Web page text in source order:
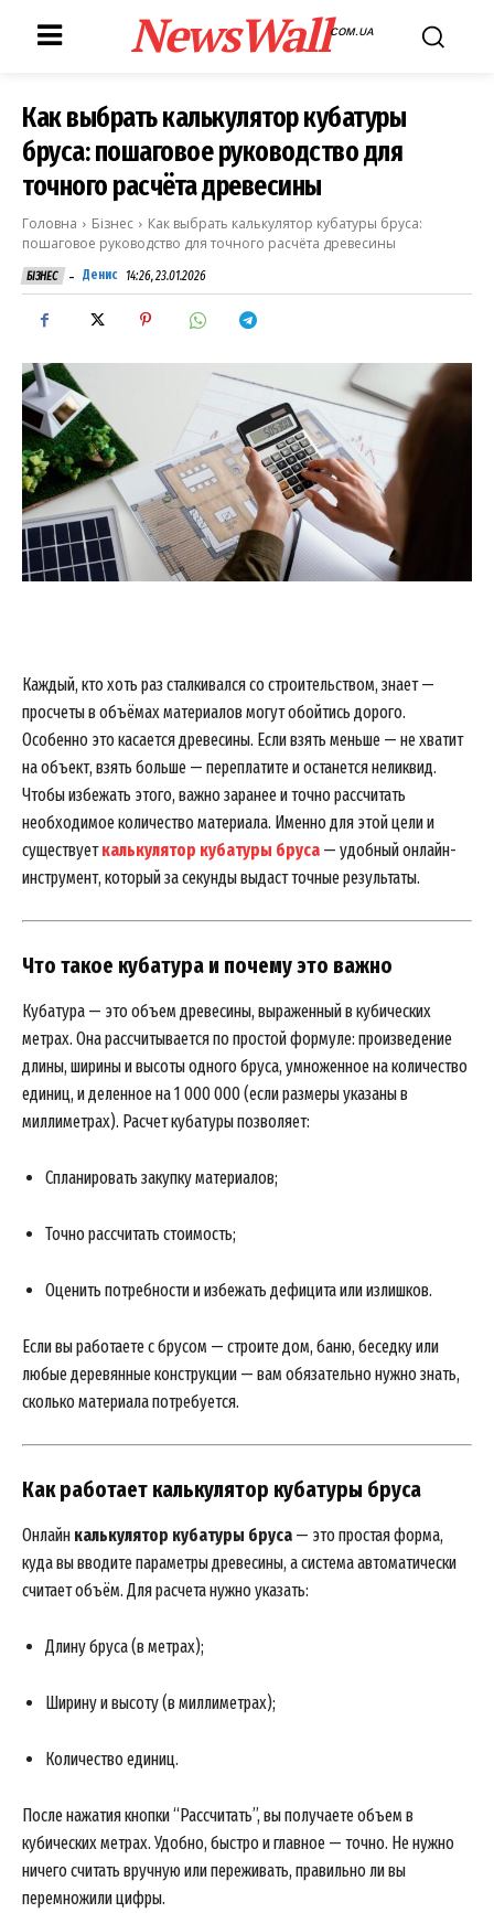
NewsWallCOM.UA
Как выбрать калькулятор кубатуры
бруса: пошаговое руководство для
точного расчёта древесины
Головна Бізнес
Как выбрать калькулятор кубатуры бруса:
пошаговое руководство для точного расчёта древесины
БІЗНЕС - Денис 14:26, 23.01.2026
Каждый, кто хоть раз сталкивался со строительством, знает —
просчеты в объёмах материалов могут обойтись дорого.
Особенно это касается древесины. Если взять меньше — не хватит
на объект, взять больше — переплатите и останется неликвид.
Чтобы избежать этого, важно заранее и точно рассчитать
необходимое количество материала. Именно для этой цели и
существуеткалькулятор кубатуры бруса — удобный онлайн-
инструмент, который за секунды выдаст точные результаты.
Что такое кубатура и почему это важно
Кубатура — это объем древесины, выраженный в кубических
метрах. Она рассчитывается по простой формуле: произведение
длины, ширины и высоты одного бруса, умноженное на количество
единиц, и деленное на 1 000 000 (если размеры указаны в
миллиметрах). Расчет кубатуры позволяет:
Спланировать закупку материалов;
Точно рассчитать стоимость;
Оценить потребности и избежать дефицита или излишков.
Если вы работаете с брусом — строите дом, баню, беседку или
любые деревянные конструкции — вам обязательно нужно знать,
сколько материала потребуется.
Как работает калькулятор кубатуры бруса
Онлайн калькулятор кубатуры бруса — это простая форма,
куда вы вводите параметры древесины, а система автоматически
считает объём. Для расчета нужно указать:
Длину бруса (в метрах);
Ширину и высоту (в миллиметрах);
Количество единиц.
После нажатия кнопки “Рассчитать”, вы получаете объем в
кубических метрах. Удобно, быстро и главное — точно. Не нужно
ничего считать вручную или переживать, правильно ли вы
перемножили цифры.